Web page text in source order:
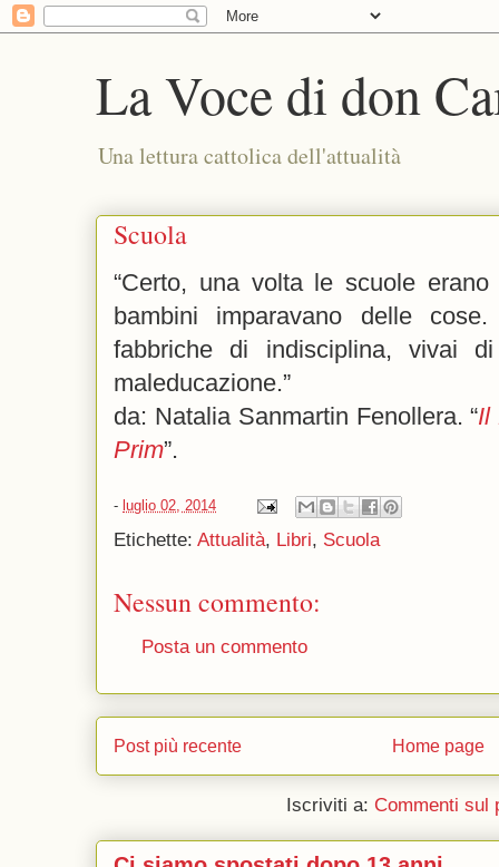
La Voce di don
Una lettura cattolica dell'attualità
Scuola
“Certo, una volta le scuole
bambini imparavano delle
fabbriche di indisciplina, vivai
maleducazione.”
da: Natalia Sanmartin Fenollera. “Il
Prim”.
- luglio 02, 2014
Etichette: Attualità, Libri, Scuola
Nessun commento:
Posta un commento
Post più recente Home page
Iscriviti a: Commenti sul